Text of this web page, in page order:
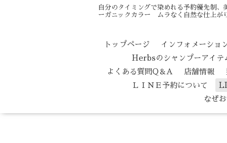
自分のタイミングで染めれる予約優先制
ーガニックカラー ムラなく自然な仕上が
トップページ インフォメーショ
Herbsのシャンプーアイテ
よくある質問Q＆A
店舗情報
ＬＩＮＥ予約について
なぜ